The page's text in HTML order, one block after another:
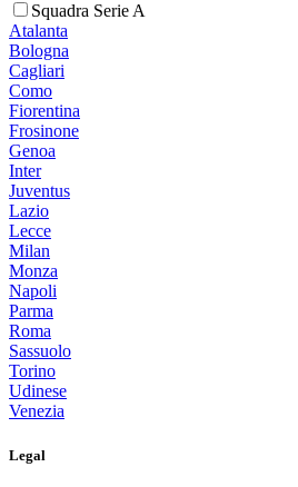
Squadra Serie A
Atalanta
Bologna
Cagliari
Como
Fiorentina
Frosinone
Genoa
Inter
Juventus
Lazio
Lecce
Milan
Monza
Napoli
Parma
Roma
Sassuolo
Torino
Udinese
Venezia
Legal